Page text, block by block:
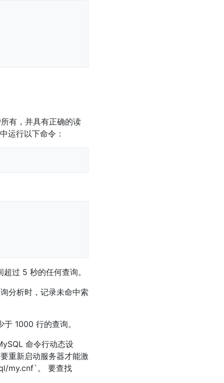
有，并具有正确的读
运行以下命令：
过 5 秒的任何查询。
分析时，记录未命中索
1000 行的查询。
命令行动态设
重新启动服务器才能激
my.cnf`。 要查找